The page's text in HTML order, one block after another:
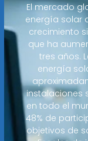
El mercado
energía solar
crecimiento
que ha
tres años.
energía
instalaciones
en todo el
48% de
objetivos de